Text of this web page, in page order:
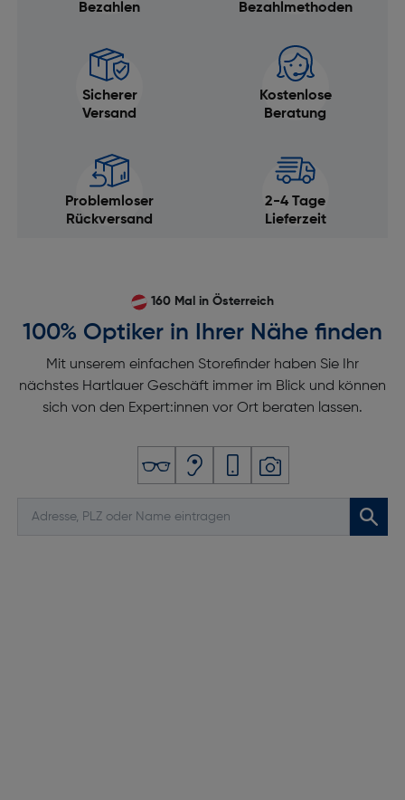
Bezahlen
Bezahlmethoden
Sicherer
Versand
Kostenlose
Beratung
Problemloser
Rückversand
2-4 Tage
Lieferzeit
160 Mal in Österreich
100% Optiker in Ihrer Nähe finden
Mit unserem einfachen Storefinder haben Sie Ihr
nächstes Hartlauer Geschäft immer im Blick und können
sich von den Expert:innen vor Ort beraten lassen.